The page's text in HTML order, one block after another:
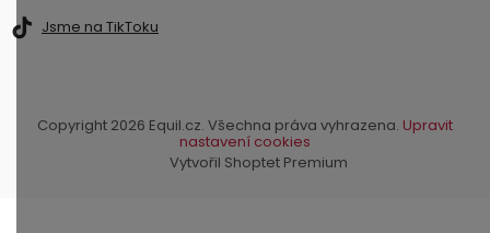
Jsme na TikToku
Vytvořil Shoptet Premium
Copyright 2026 Equil.cz. Všechna práva vyhrazena. Upravit
nastavení cookies